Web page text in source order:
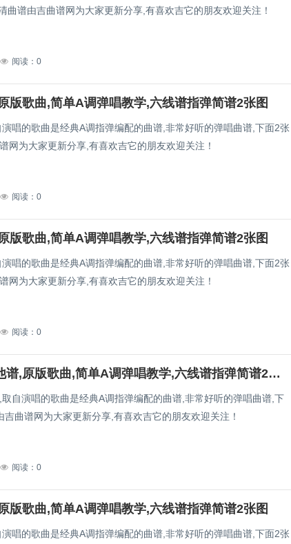
曲谱由吉曲谱网为大家更新分享,有喜欢吉它的朋友欢迎关注！
阅读：0
版歌曲,简单A调弹唱教学,六线谱指弹简谱2张图
唱的歌曲是经典A调指弹编配的曲谱,非常好听的弹唱曲谱,下面2张
网为大家更新分享,有喜欢吉它的朋友欢迎关注！
阅读：0
版歌曲,简单A调弹唱教学,六线谱指弹简谱2张图
唱的歌曲是经典A调指弹编配的曲谱,非常好听的弹唱曲谱,下面2张
网为大家更新分享,有喜欢吉它的朋友欢迎关注！
阅读：0
百年孤寂吉他谱,原版歌曲,简单A调弹唱教学,六线谱指弹简谱2张图
自演唱的歌曲是经典A调指弹编配的曲谱,非常好听的弹唱曲谱,下
吉曲谱网为大家更新分享,有喜欢吉它的朋友欢迎关注！
阅读：0
版歌曲,简单A调弹唱教学,六线谱指弹简谱2张图
唱的歌曲是经典A调指弹编配的曲谱,非常好听的弹唱曲谱,下面2张